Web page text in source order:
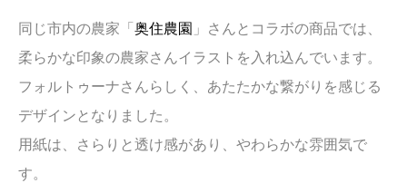
同じ市内の農家「 奥住農園 」さんとコラボの商品では、
柔らかな印象の農家さんイラストを入れ込んでいます。
フォルトゥーナさんらしく、あたたかな繋がりを感じる
デザインとなりました。
用紙は、さらりと透け感があり、やわらかな雰囲気で
す。